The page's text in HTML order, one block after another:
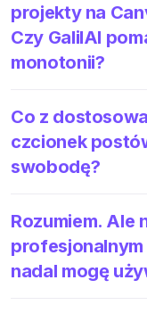
projekty na
Czy GalilAI
monotonii?
Co z
czcionek
swobodę?
Rozumiem. Ale
nadal mogę